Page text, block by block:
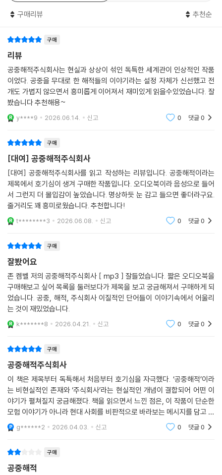
구매리뷰 추천순
구매
리뷰
공중해적주식회사는 현실과 상상이 섞인 독특한 세계관이 인상적인 작품
이었다. 공중을 무대로 한 해적들의 이야기라는 설정 자체가 신선했고 전
개도 가볍지 않으면서 흥미롭게 이어져서 재미있게 읽을수있었습니다. 잘
봤습니다 추천해용~
y****9 2026.06.14. 신고 0 댓글0
구매
[대여] 공중해적주식회사
[대여] 공중해적주식회사를 읽고 작성하는 리뷰입니다. 공중해적이라는
제목에서 호기심이 생겨 구매한 작품입니다. 오디오북이라 음성으로 들어
서 그런지 더 몰입감이 높았습니다. 명상하듯 눈 감고 들으면 좋더라구요.
줄거리도 꽤 흥미로웠습니다. 추천합니다!
t********3 2026.06.08. 신고 0 댓글0
구매
잘봤어요
존 켐벨 저의 공중해적주식회사 [ mp3 ] 잘들었습니다. 짧은 오디오북을
구매해보고 싶어 목록을 둘러보다가 제목을 보고 궁금해져서 구매하게 되
었습니다. 공중, 해적, 주식회사 이질적인 단어들이 이야기속에서 어울리
는 것이 재밌었습니다.
k*******8 2026.04.21. 신고 0 댓글0
구매
공중해적주식회사
이 책은 제목부터 독특해서 처음부터 호기심을 자극했다. ‘공중해적’이라
는 비현실적인 존재와 ‘주식회사’라는 현실적인 개념이 결합되어 어떤 이
야기가 펼쳐질지 궁금해졌다. 책을 읽으면서 느낀 점은, 이 작품이 단순한
모험 이야기가 아니라 현대 사회를 비판적으로 바라보는 메시지를 담고 있
다는 것이다.
g******2 2026.04.03. 신고 0 댓글0
구매
공중해적